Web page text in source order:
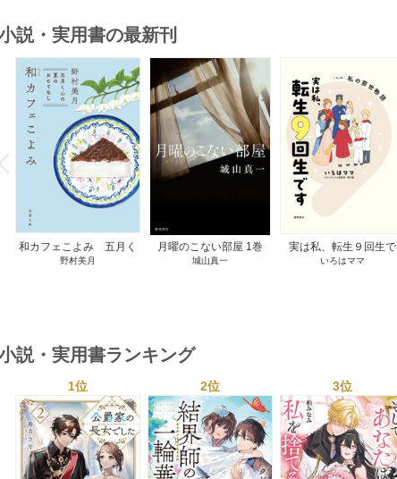
説・実用書の最新刊
P
r
e
v
i
o
u
和カフェこよみ 五月く
んの夏のおもてなし 1巻
野村美月
月曜のこない部屋 1巻
城山真一
実は私、転生９回生で
す マンガ 私の前世物
いろはママ
説・実用書ランキング
o
s
1位 2位 3位